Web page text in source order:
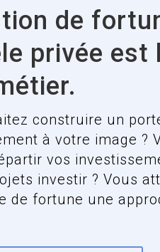
de
privée est
construire un
à votre image ?
vos
investir ? Vous
de fortune une